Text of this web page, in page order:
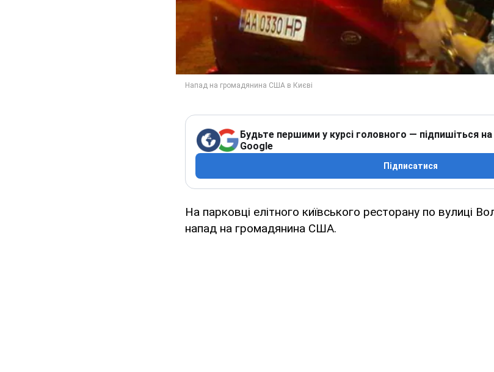
Будьте першими у курсі головного — підпишіться
Google
Підписатися
На парковці елітного київського ресторану по вулиці
напад на громадянина США.